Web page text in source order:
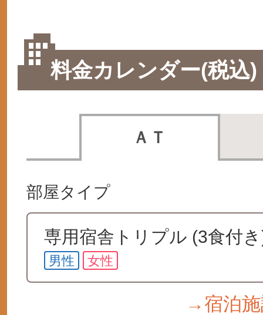
料金カレンダー(税込)
ＡＴ
部屋タイプ
専用宿舎トリプル (3食付
男性 女性
→宿泊